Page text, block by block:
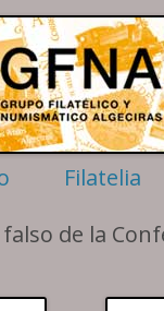
extremo sur de la
Filatelia
Motivos
Matasellos
de la